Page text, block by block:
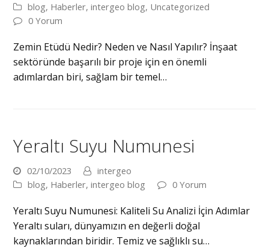
blog, Haberler,intergeo blog, Uncategorized
0 Yorum
Zemin Etüdü Nedir? Neden ve Nasıl Yapılır? İnşaat
sektöründe başarılı bir proje için en önemli
adımlardan biri, sağlam bir temel…
Yeraltı Suyu Numunesi
02/10/2023
intergeo
blog, Haberler,intergeo blog 0 Yorum
Yeraltı Suyu Numunesi: Kaliteli Su Analizi İçin Adımlar
Yeraltı suları, dünyamızın en değerli doğal
kaynaklarından biridir. Temiz ve sağlıklı su…